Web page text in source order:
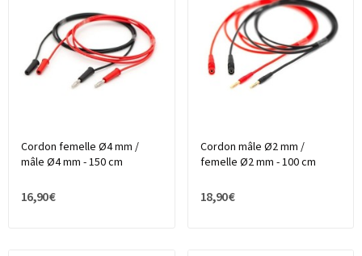
Cordon femelle Ø4 mm /
mâle Ø4 mm - 150 cm
16,90 €
Cordon mâle Ø2 mm /
femelle Ø2 mm - 100 cm
18,90 €